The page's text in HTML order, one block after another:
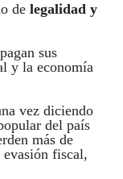
de legalidad y
sus
y la economía
vez diciendo
del país
más de
fiscal,